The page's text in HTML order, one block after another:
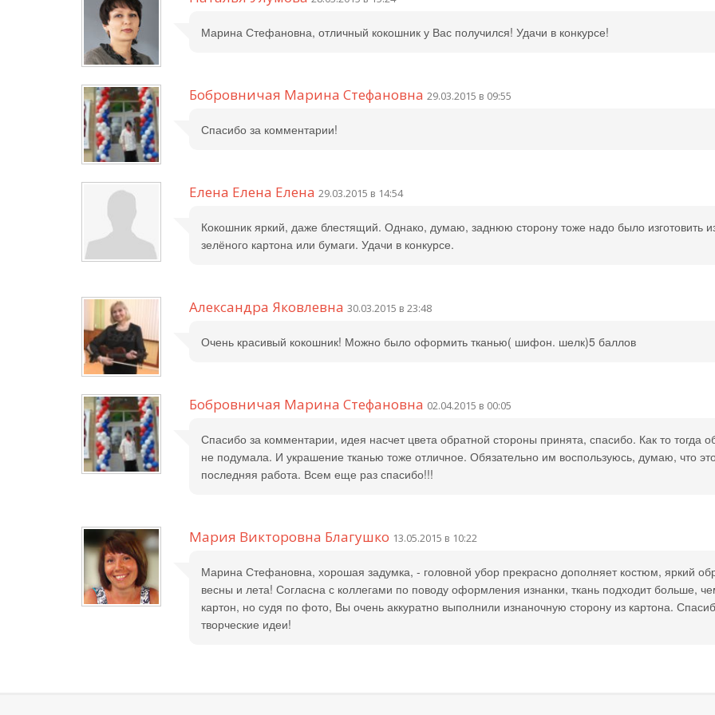
Марина Стефановна, отличный кокошник у Вас получился! Удачи в конкурсе!
Бобровничая Марина Стефановна 29.03.2015 в 09:55
Спасибо за комментарии!
Елена Елена Елена 29.03.2015 в 14:54
Кокошник яркий, даже блестящий. Однако, думаю, заднюю сторону тоже надо было изготовить
зелёного картона или бумаги. Удачи в конкурсе.
Александра Яковлевна 30.03.2015 в 23:48
Очень красивый кокошник! Можно было оформить тканью( шифон. шелк)5 баллов
Бобровничая Марина Стефановна 02.04.2015 в 00:05
Спасибо за комментарии, идея насчет цвета обратной стороны принята, спасибо. Как то тогда
не подумала. И украшение тканью тоже отличное. Обязательно им воспользуюсь, думаю, что
последняя работа. Всем еще раз спасибо!!!
Мария Викторовна Благушко 13.05.2015 в 10:22
Марина Стефановна, хорошая задумка, - головной убор прекрасно дополняет костюм, яркий
весны и лета! Согласна с коллегами по поводу оформления изнанки, ткань подходит больше,
картон, но судя по фото, Вы очень аккуратно выполнили изнаночную сторону из картона.
творческие идеи!